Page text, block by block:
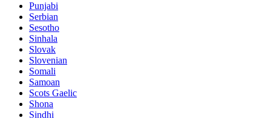
Punjabi
Serbian
Sesotho
Sinhala
Slovak
Slovenian
Somali
Samoan
Scots Gaelic
Shona
Sindhi